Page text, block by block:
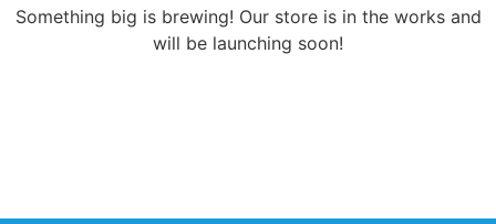
Something big is brewing! Our store is in the works and
will be launching soon!